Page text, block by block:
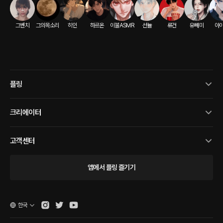
그벤치 그의목소리 히인 하르온 이불ASMR 선뉼 류건 유빼미 아
플링
크리에이터
고객센터
앱에서 플링 즐기기
한국